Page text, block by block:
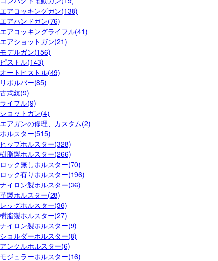
エアコッキングガン(138)
エアハンドガン(76)
エアコッキングライフル(41)
エアショットガン(21)
モデルガン(156)
ピストル(143)
オートピストル(49)
リボルバー(85)
古式銃(9)
ライフル(9)
ショットガン(4)
エアガンの修理、カスタム(2)
ホルスター(515)
ヒップホルスター(328)
樹脂製ホルスター(266)
ロック無しホルスター(70)
ロック有りホルスター(196)
ナイロン製ホルスター(36)
革製ホルスター(28)
レッグホルスター(36)
樹脂製ホルスター(27)
ナイロン製ホルスター(9)
ショルダーホルスター(8)
アンクルホルスター(6)
モジュラーホルスター(16)